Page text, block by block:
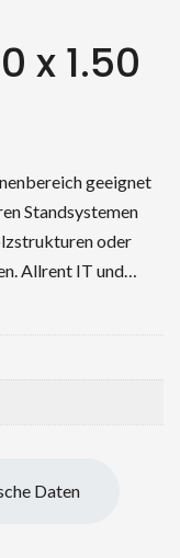
x 1.50
geeignet
Standsystemen
oder
Allrent IT und…
Daten